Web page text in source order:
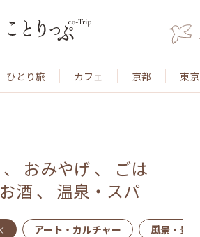
ひとり旅 カフェ 京都 東京
、 おみやげ 、
ごは
お酒 、 温泉・スパ
アート・カルチャー 風景・景色